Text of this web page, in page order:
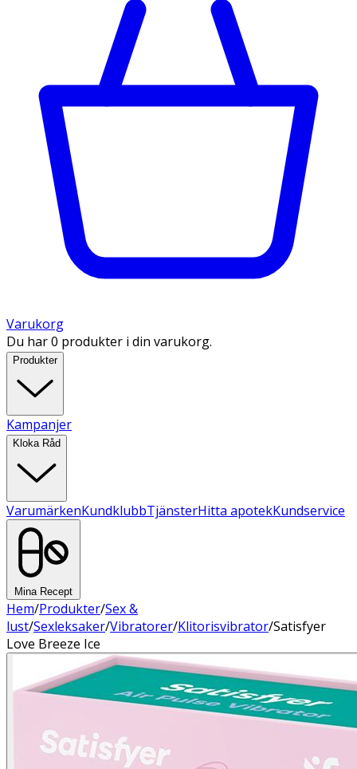
Varukorg
Du har 0 produkter i din varukorg.
Produkter
Kampanjer
Kloka Råd
VarumärkenKundklubbTjänsterHitta apotekKundservice
Mina Recept
Hem/Produkter/Sex &
lust/Sexleksaker/Vibratorer/Klitorisvibrator/Satisfyer
Love Breeze Ice